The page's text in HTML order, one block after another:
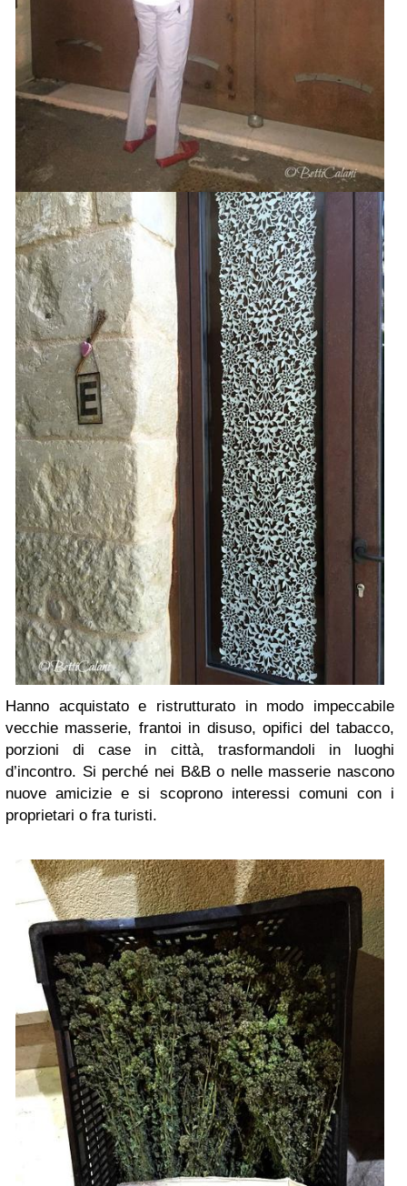
Hanno acquistato e ristrutturato in modo impeccabile
vecchie masserie, frantoi in disuso, opifici del tabacco,
porzioni di case in città, trasformandoli in luoghi
d’incontro. Si perché nei B&B o nelle masserie nascono
nuove amicizie e si scoprono interessi comuni con i
proprietari o fra turisti.